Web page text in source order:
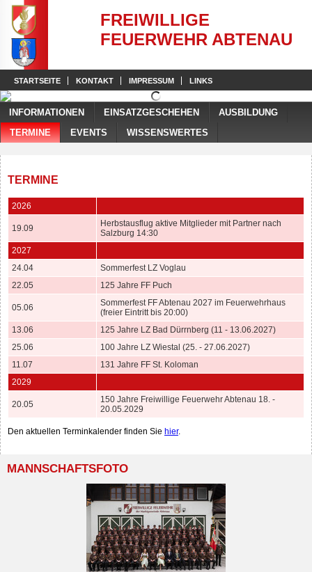
FREIWILLIGE
FEUERWEHR ABTENAU
STARTSEITE KONTAKT IMPRESSUM LINKS
INFORMATIONEN EINSATZGESCHEHEN
AUSBILDUNG
TERMINE
EVENTS WISSENSWERTES
TERMINE
2026
19.09
Herbstausflug aktive Mitglieder mit Partner nach
Salzburg 14:30
2027
24.04
Sommerfest LZ Voglau
22.05
125 Jahre FF Puch
05.06
Sommerfest FF Abtenau 2027 im Feuerwehrhaus
(freier Eintritt bis 20:00)
13.06
125 Jahre LZ Bad Dürrnberg (11 - 13.06.2027)
25.06
100 Jahre LZ Wiestal (25. - 27.06.2027)
11.07
131 Jahre FF St. Koloman
2029
20.05
150 Jahre Freiwillige Feuerwehr Abtenau 18. -
20.05.2029
Den aktuellen Terminkalender finden Sie hier.
MANNSCHAFTSFOTO